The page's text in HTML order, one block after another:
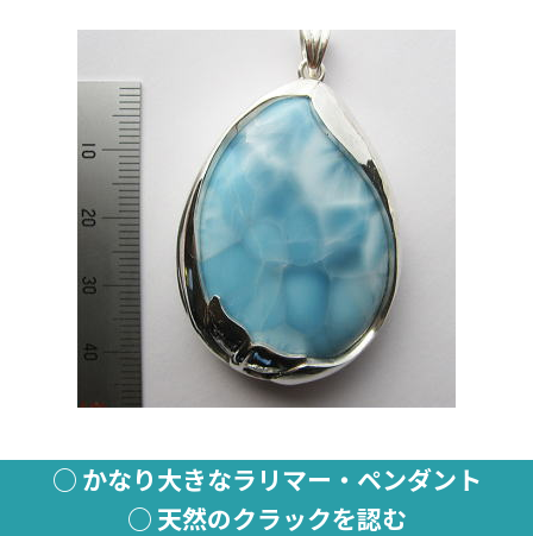
○ かなり大きなラリマー・ペンダント
○ 天然のクラックを認む